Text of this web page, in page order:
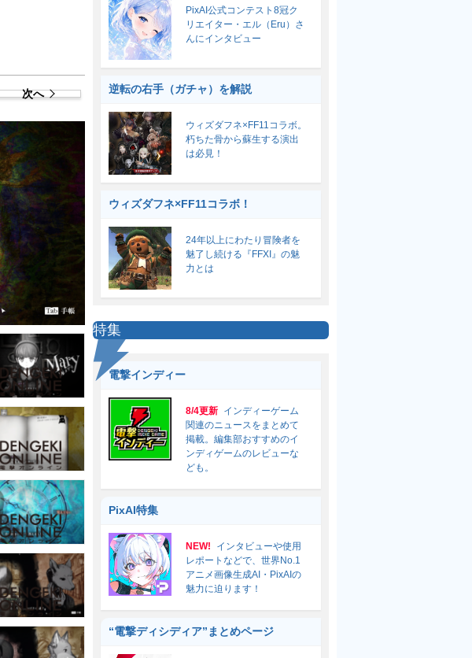
次へ
PixAI公式コンテスト8冠ク
リエイター・エル（Eru）さ
んにインタビュー
逆転の右手（ガチャ）を解説
ウィズダフネ×FF11コラボ。
朽ちた骨から蘇生する演出
は必見！
ウィズダフネ×FF11コラボ！
24年以上にわたり冒険者を
魅了し続ける『FFXI』の魅
力とは
特集
電撃インディー
8/4更新 インディーゲーム
関連のニュースをまとめて
掲載。編集部おすすめのイ
ンディゲームのレビューな
ども。
PixAI特集
NEW!
インタビューや使用
レポートなどで、世界No.1
アニメ画像生成AI・PixAIの
魅力に迫ります！
“電撃ディシディア”まとめページ